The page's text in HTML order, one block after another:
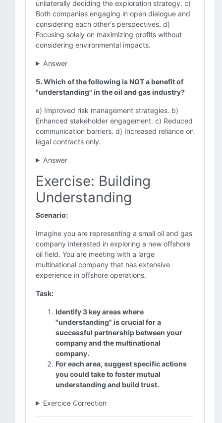
unilaterally deciding the exploration strategy. c)
Both companies engaging in open dialogue and
considering each other's perspectives. d)
Focusing solely on maximizing profits without
considering environmental impacts.
Answer
5. Which of the following is NOT a benefit of
"understanding" in the oil and gas industry?
a) Improved risk management strategies. b)
Enhanced stakeholder engagement. c) Reduced
communication barriers. d) Increased reliance on
legal contracts only.
Answer
Exercise: Building
Understanding
Scenario:
Imagine you are representing a small oil and gas
company interested in exploring a new offshore
oil field. You are meeting with a large
multinational company that has extensive
experience in offshore operations.
Task:
Identify 3 key areas where
"understanding" is crucial for a
successful partnership between your
company and the multinational
company.
For each area, suggest specific actions
you could take to foster mutual
understanding and build trust.
Exercice Correction